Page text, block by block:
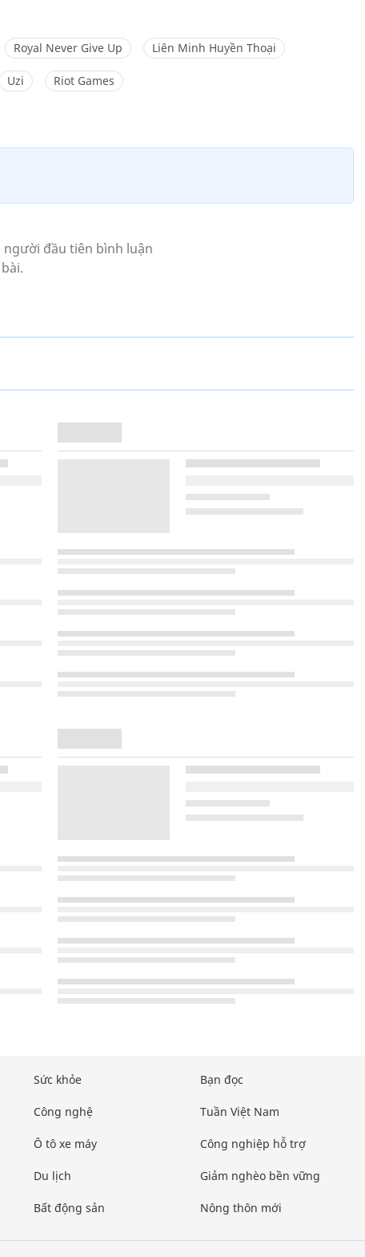
Royal Never Give Up Liên Minh Huyền Thoại
Uzi Riot Games
Sức khỏe
Công nghệ
Ô tô xe máy
Du lịch
Bất động sản
Bạn đọc
Tuần Việt Nam
Công nghiệp hỗ trợ
Giảm nghèo bền vững
Nông thôn mới